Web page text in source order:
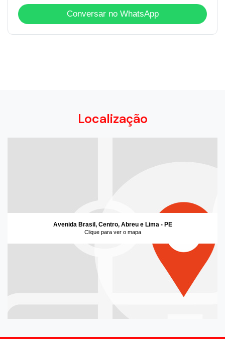
Conversar no WhatsApp
Localização
Avenida Brasil, Centro, Abreu e Lima - PE
Clique para ver o mapa